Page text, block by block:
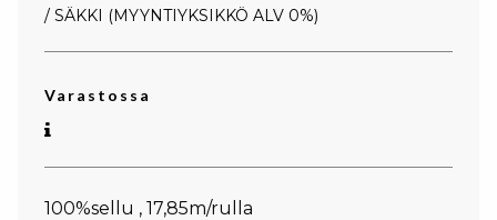
/ SÄKKI MYYNTIYKSIKKÖ ALV 0%
Varastossa
100%sellu , 17,85m/rulla